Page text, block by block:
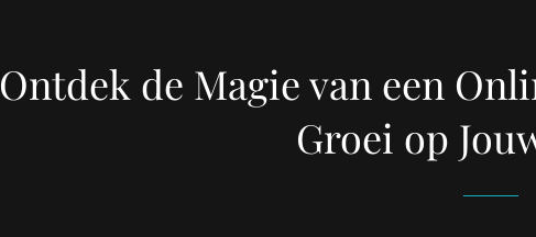
Ontdek de Magie van een
Groei op